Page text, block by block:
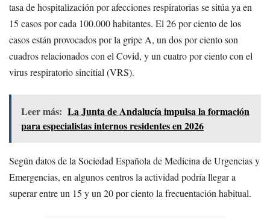
tasa de hospitalización por afecciones respiratorias se sitúa ya en
15 casos por cada 100.000 habitantes. El 26 por ciento de los
casos están provocados por la gripe A, un dos por ciento son
cuadros relacionados con el Covid, y un cuatro por ciento con el
virus respiratorio sincitial (VRS).
Leer más: La Junta de Andalucía impulsa la formación
para especialistas internos residentes en 2026
Según datos de la Sociedad Española de Medicina de Urgencias y
Emergencias, en algunos centros la actividad podría llegar a
superar entre un 15 y un 20 por ciento la frecuentación habitual.